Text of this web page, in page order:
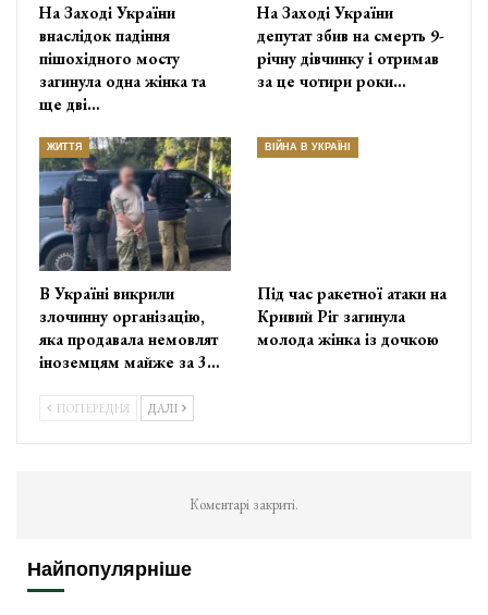
На Заході України
внаслідок падіння
пішохідного мосту
загинула одна жінка та
ще дві…
На Заході України
депутат збив на смерть 9-
річну дівчинку і отримав
за це чотири роки…
ЖИТТЯ
В Україні викрили
злочинну організацію,
яка продавала немовлят
іноземцям майже за 3…
ВІЙНА В УКРАЇНІ
Під час ракетної атаки на
Кривий Ріг загинула
молода жінка із дочкою
ПОПЕРЕДНЯ ДАЛІ
Коментарі закриті.
Найпопулярніше